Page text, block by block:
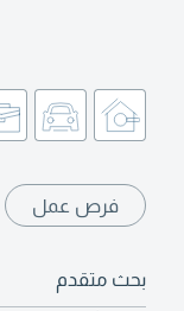
فرص عمل
بحث متقدم